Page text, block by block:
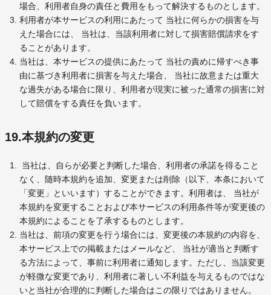
場合、利用者自身の責任と費用をもって解決するものとします。
利用者が本サービスの利用にあたって 当社に何らかの損害を与
えた場合には、 当社は、当該利用者に対して損害賠償請求をす
ることがあります。
当社は、本サービスの提供にあたって 当社の責めに帰すべき事
由に基づき利用者に損害を与えた場合、 当社に故意または重大
な過失がある場合に限り、利用者が現実に被った通常の損害に対
して賠償をする責任を負います。
19.本規約の変更
当社は、自らが必要と判断した場合、利用者の承諾を得ること
なく、随時本規約を追加、変更または削除（以下、本条において
「変更」といいます）することができます。利用者は、 当社が
本規約を変更することおよび本サービスの利用条件等が変更後の
本規約によることを了承するものとします。
当社は、前項の変更を行う場合には、変更後の本規約の内容を、
本サービス上での掲載またはメールなど、 当社が適当と判断す
る方法によって、事前に利用者に通知します。ただし、当該変更
が軽微な変更であり、利用者に著しい不利益を与えるものではな
いと当社が合理的に判断した場合はこの限りではありません。